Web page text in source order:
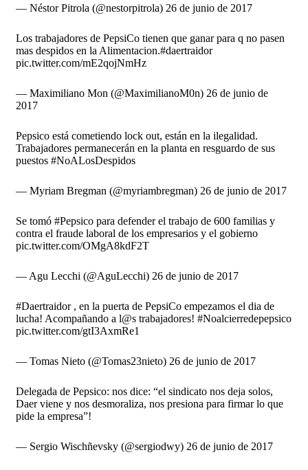
— Néstor Pitrola (@nestorpitrola) 26 de junio de 2017
Los trabajadores de PepsiCo tienen que ganar para q no pasen
mas despidos en la Alimentacion.#daertraidor
pic.twitter.com/mE2qojNmHz
— Maximiliano Mon (@MaximilianoM0n) 26 de junio de
2017
Pepsico está cometiendo lock out, están en la ilegalidad.
Trabajadores permanecerán en la planta en resguardo de sus
puestos #NoALosDespidos
— Myriam Bregman (@myriambregman) 26 de junio de 2017
Se tomó #Pepsico para defender el trabajo de 600 familias y
contra el fraude laboral de los empresarios y el gobierno
pic.twitter.com/OMgA8kdF2T
— Agu Lecchi (@AguLecchi) 26 de junio de 2017
#Daertraidor , en la puerta de PepsiCo empezamos el dia de
lucha! Acompañando a l@s trabajadores! #Noalcierredepepsico
pic.twitter.com/gtI3AxmRe1
— Tomas Nieto (@Tomas23nieto) 26 de junio de 2017
Delegada de Pepsico: nos dice: “el sindicato nos deja solos,
Daer viene y nos desmoraliza, nos presiona para firmar lo que
pide la empresa”!
— Sergio Wischñevsky (@sergiodwy) 26 de junio de 2017